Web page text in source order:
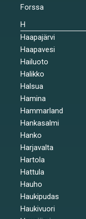
Forssa
H
Haapajärvi
Haapavesi
Hailuoto
Halikko
Halsua
Hamina
Hammarland
Hankasalmi
Hanko
Harjavalta
Hartola
Hattula
Hauho
Haukipudas
Haukivuori